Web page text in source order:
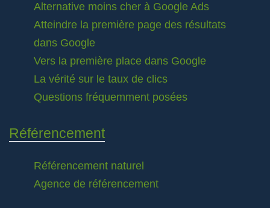
Alternative moins cher à Google Ads
Atteindre la première page des résultats
dans Google
Vers la première place dans Google
La vérité sur le taux de clics
Questions fréquemment posées
Référencement
Référencement naturel
Agence de référencement